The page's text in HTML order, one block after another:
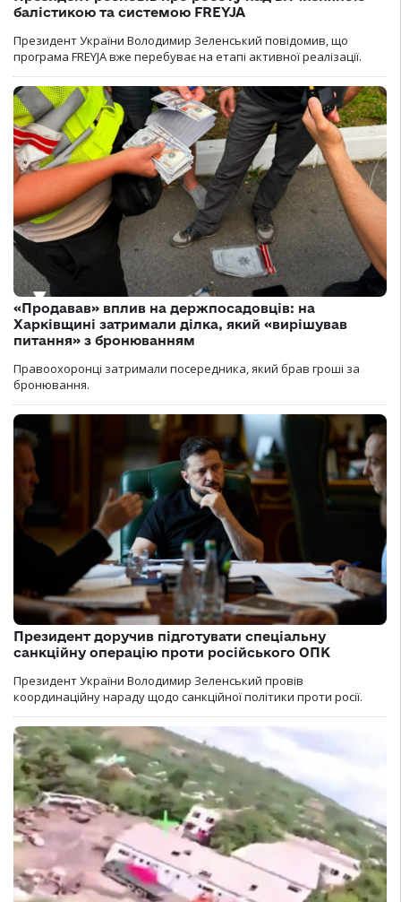
балістикою та системою FREYJA
Президент України Володимир Зеленський повідомив, що
програма FREYJA вже перебуває на етапі активної реалізації.
«Продавав» вплив на держпосадовців: на
Харківщині затримали ділка, який «вирішував
питання» з бронюванням
Правоохоронці затримали посередника, який брав гроші за
бронювання.
Президент доручив підготувати спеціальну
санкційну операцію проти російського ОПК
Президент України Володимир Зеленський провів
координаційну нараду щодо санкційної політики проти росії.